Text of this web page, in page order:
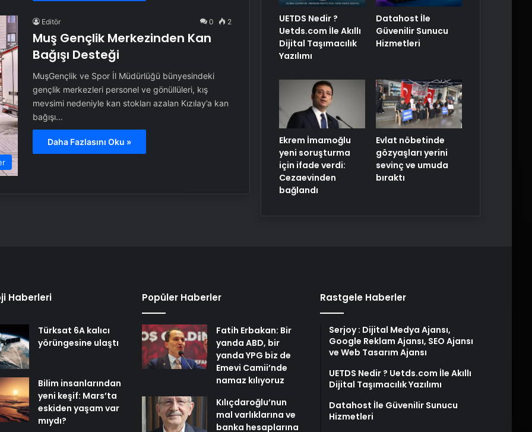
Editör 0 2
Muş Gençlik Merkezinden Kan
Bağışı Desteği
MuşGençlik ve Spor İl Müdürlüğü bünyesindeki
gençlik merkezleri personel ve gönüllüleri, kış
mevsimi nedeniyle kan stokları azalan Kızılay’a kan
bağışı…
Daha Fazlasını Oku »
UETDS Nedir ?
Uetds.com İle Akıllı
Dijital Taşımacılık
Yazılımı
Datahost İle
Güvenilir Sunucu
Hizmetleri
Ekrem İmamoğlu
yeni soruşturma
için ifade verdi:
Cezaevinden
bağlandı
Evlat nöbetinde
gözyaşları yerini
sevinç ve umuda
bıraktı
Haberleri
Türksat 6A kalıcı
yörüngesine ulaştı
Bilim insanlarından
yeni keşif: Mars’ta
eskiden yaşam var
mıydı?
Popüler Haberler
Fatih Erbakan: Bir
yanda ABD, bir
yanda YPG biz de
Emevi Camii’nde
namaz kılıyoruz
Kılıçdaroğlu’nun
mal varlıklarına ve
banka hesaplarına
Rastgele Haberler
Serjoy : Dijital Medya Ajansı,
Google Reklam Ajansı, SEO Ajansı
ve Web Tasarım Ajansı
UETDS Nedir ? Uetds.com İle Akıllı
Dijital Taşımacılık Yazılımı
Datahost İle Güvenilir Sunucu
Hizmetleri